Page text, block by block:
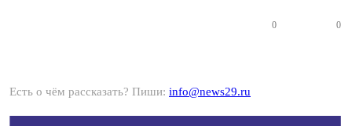
0 0
Есть о чём рассказать? Пиши: info@news29.ru